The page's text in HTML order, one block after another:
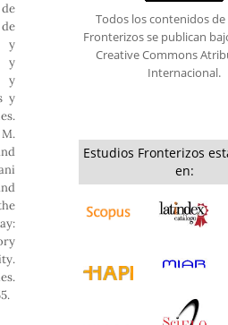
y
y
y
y
Todos los contenidos de
Fronterizos se publican
Creative Commons
Internacional.
Estudios Fronterizos
en: